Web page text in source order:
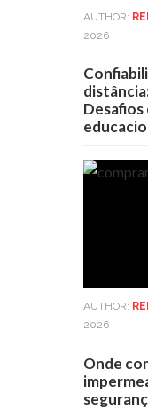
AUTHOR:
2026
Desafios
AUTHOR:
2026
Onde